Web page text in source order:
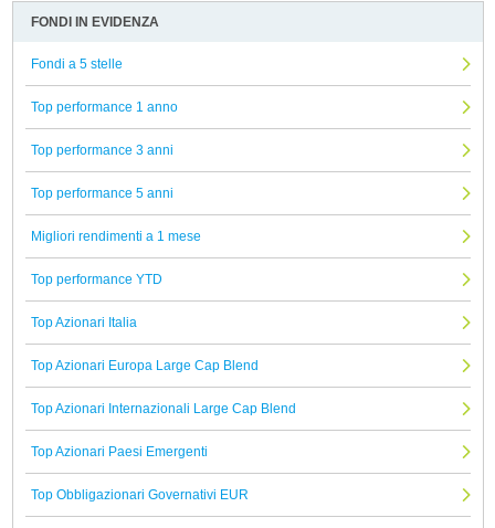
FONDI IN EVIDENZA
Fondi a 5 stelle
Top performance 1 anno
Top performance 3 anni
Top performance 5 anni
Migliori rendimenti a 1 mese
Top performance YTD
Top Azionari Italia
Top Azionari Europa Large Cap Blend
Top Azionari Internazionali Large Cap Blend
Top Azionari Paesi Emergenti
Top Obbligazionari Governativi EUR